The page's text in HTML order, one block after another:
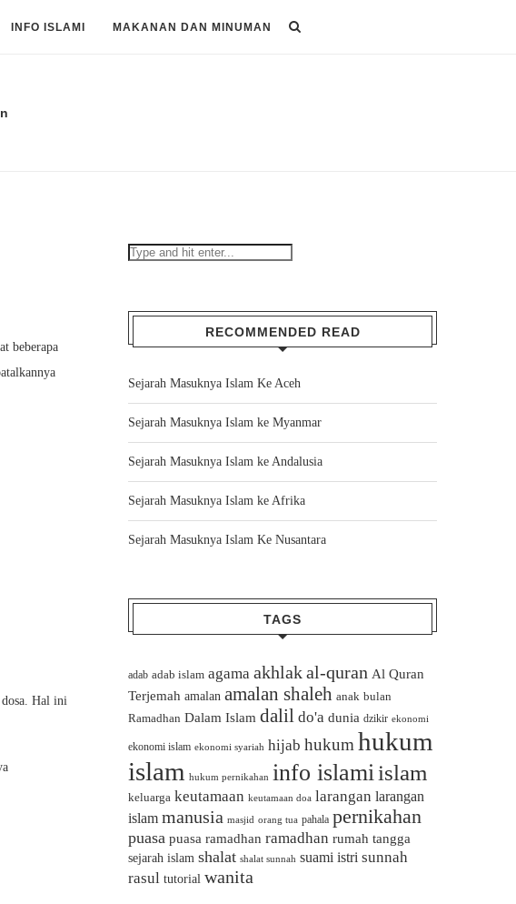
INFO ISLAMI MAKANAN DAN MINUMAN
beberapa
Hal ini
RECOMMENDED READ
Sejarah Masuknya Islam Ke Aceh
Sejarah Masuknya Islam ke Myanmar
Sejarah Masuknya Islam ke Andalusia
Sejarah Masuknya Islam ke Afrika
Sejarah Masuknya Islam Ke Nusantara
TAGS
adab adab islam agama akhlakal-quran Al Quran
Terjemah amalan amalan shaleh anak bulan
Ramadhan Dalam Islam dalil do'a dunia dzikir ekonomi
ekonomi islam ekonomi syariah hijab hukum hukum
islam hukum pernikahan info islamiislam
keluarga keutamaan keutamaan doa larangan larangan
islam manusia masjid orang tua pahala pernikahan
puasa puasa ramadhan ramadhan rumah tangga
sejarah islam shalat shalat sunnah suami istri sunnah
rasul tutorial wanita